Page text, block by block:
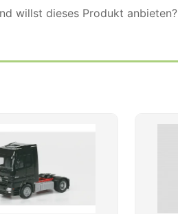
willst dieses Produkt anbieten?